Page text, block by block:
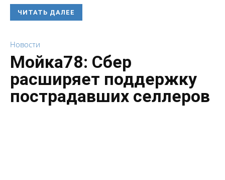
ЧИТАТЬ ДАЛЕЕ
Новости
Мойка78: Сбер
расширяет поддержку
пострадавших селлеров